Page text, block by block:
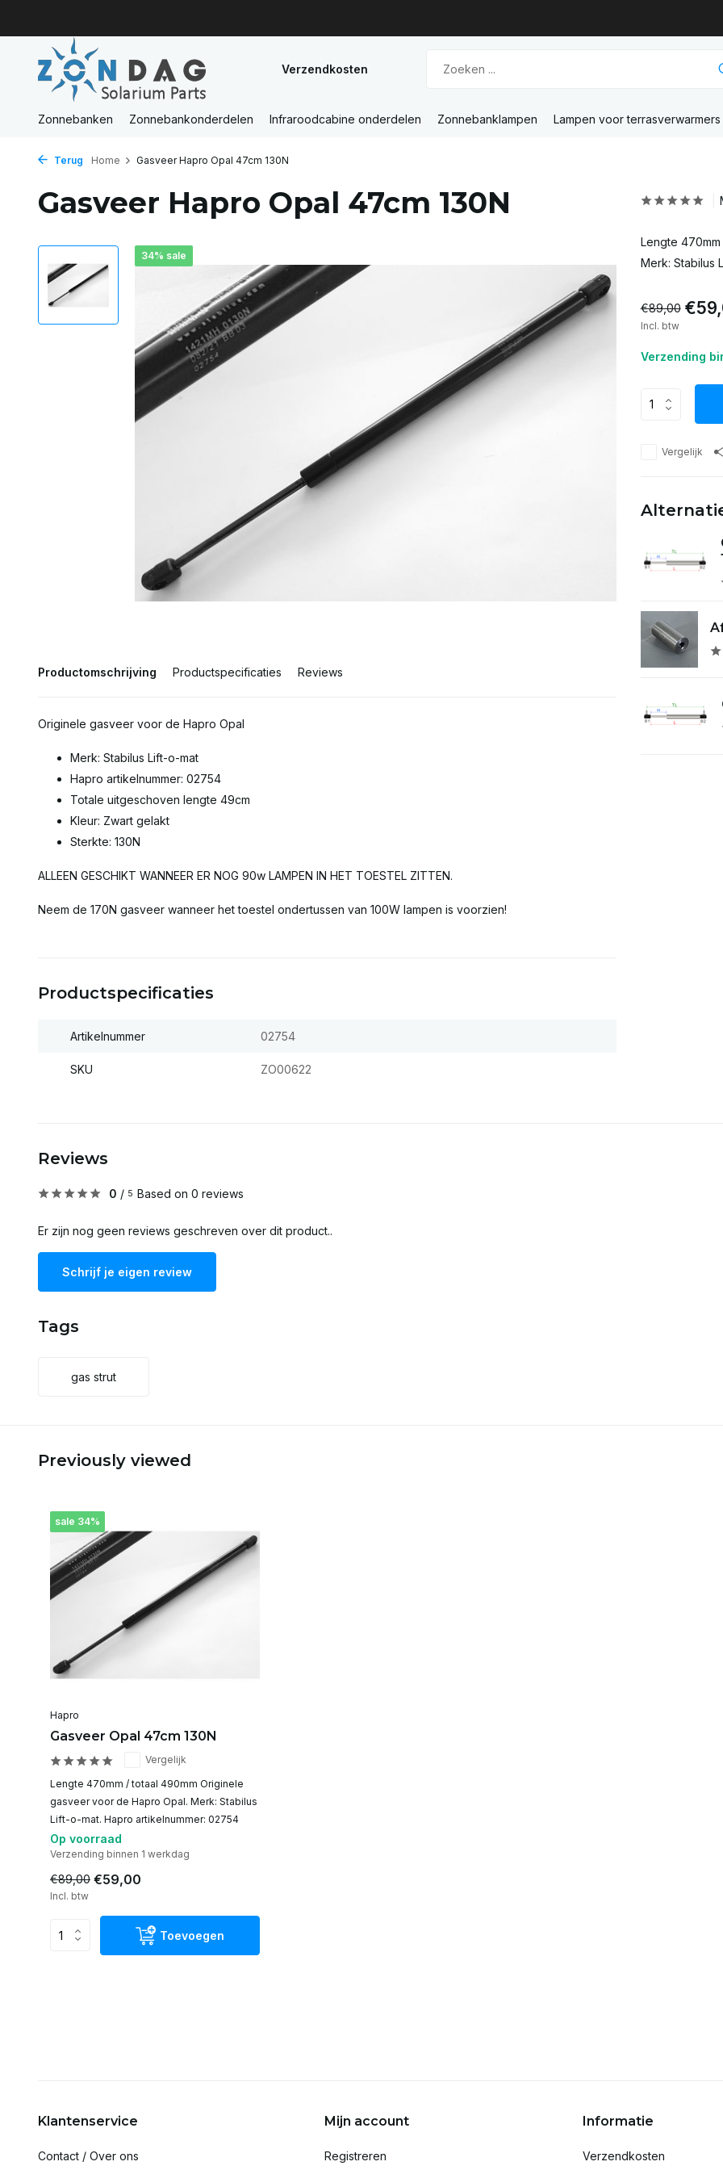
Verzendkosten
Zonnebanken Zonnebankonderdelen Infraroodcabine onderdelen Zonnebanklampen Lampen voor terrasverwarmers
Terug Home Gasveer Hapro Opal 47cm 130N
Gasveer Hapro Opal 47cm 130N
34% sale
Productomschrijving Productspecificaties Reviews
Originele gasveer voor de Hapro Opal
Merk: Stabilus Lift-o-mat
Hapro artikelnummer: 02754
Totale uitgeschoven lengte 49cm
Kleur: Zwart gelakt
Sterkte: 130N
ALLEEN GESCHIKT WANNEER ER NOG 90w LAMPEN IN HET TOESTEL ZITTEN.
Neem de 170N gasveer wanneer het toestel ondertussen van 100W lampen is voorzien!
Productspecificaties
Artikelnummer 02754
SKU ZO00622
Lengte
Merk: Stabilus
€89,00
Incl. btw
Verzending
Vergelijk
Reviews
0 / 5 Based on 0 reviews
Er zijn nog geen reviews geschreven over dit product..
Schrijf je eigen review
Tags
gas strut
Previously viewed
sale 34%
Hapro
Gasveer Opal 47cm 130N
Vergelijk
Lengte 470mm / totaal 490mm Originele
gasveer voor de Hapro Opal. Merk: Stabilus
Lift-o-mat. Hapro artikelnummer: 02754
Op voorraad
Verzending binnen 1 werkdag
€89,00 €59,00
Incl. btw
Toevoegen
Klantenservice
Contact / Over ons
Mijn account
Registreren
Informatie
Verzendkosten